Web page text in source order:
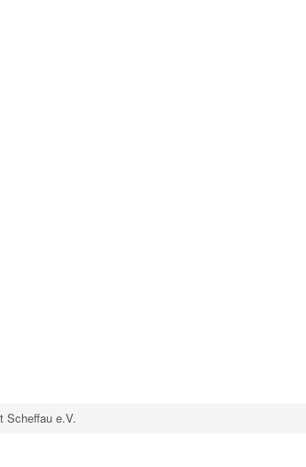
Scheffau e.V.